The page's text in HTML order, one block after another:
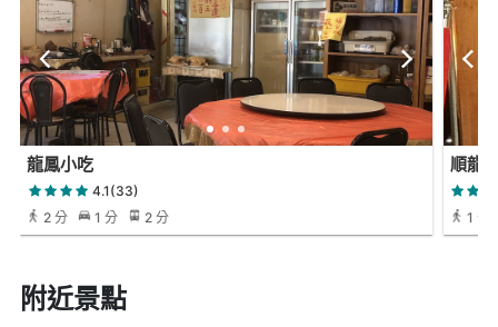
龍鳳小吃
4.1(33)
2 分
1 分 2 分
順龍
1 分
附近景點